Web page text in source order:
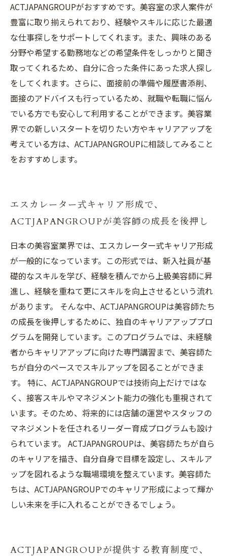
ACTJAPANGROUPがおすすめです。美容室の求人案件が
豊富に取り揃えられており、経験やスキルに応じた最適
な仕事探しをサポートしてくれます。また、興味のある
分野や希望する勤務地などの希望条件をしっかりと聞き
取ってくれるため、自分に合った条件にあった求人探し
をしてくれます。さらに、面接前の準備や履歴書添削、
面接のアドバイスも行っているため、就職や転職に悩ん
でいる方でも安心して利用することができます。美容業
界での新しいスタートを切りたい方やキャリアアップを
考えている方は、ACTJAPANGROUPに相談してみること
をおすすめします。
エスカレーター式キャリア形成で、
ACTJAPANGROUPが美容師の成長を後押し
日本の美容室業界では、エスカレーター式キャリア形成
が一般的になっています。この形式では、新入社員が基
礎的なスキルを学び、経験を積んでから上級美容師に昇
進し、経験を重ねて更にスキルを向上させるという流れ
があります。 そんな中、ACTJAPANGROUPは美容師たち
の成長を後押しするために、独自のキャリアアッププロ
グラムを開発しています。このプログラムでは、未経験
者からキャリアアップに向けた専門講習まで、美容師た
ちが自分のペースでスキルアップを図ることができま
す。 特に、ACTJAPANGROUPでは技術向上だけではな
く、接客スキルやマネジメント能力の強化も重視されて
います。そのため、将来的には店舗の運営やスタッフの
マネジメントを任されるリーダー育成プログラムも設け
られています。 ACTJAPANGROUPは、美容師たちが自ら
のキャリアを描き、自分自身で目標を設定し、スキルア
ップを図れるような職場環境を整えています。美容師た
ちは、ACTJAPANGROUPでのキャリア形成によって輝か
しい未来を手に入れることができるでしょう。
ACTJAPANGROUPが提供する教育制度で、